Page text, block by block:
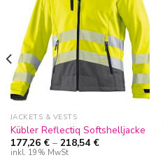
JACKETS & VESTS
Kübler Reflectiq Softshelljacke
177,26 €– 218,54 €
inkl. 19% MwSt